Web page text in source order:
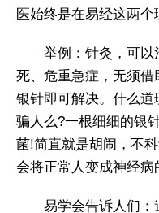
医始终是在易经这两个
举例：针灸，可以
死、危重急症，无须
银针即可解决。什么
骗人么?一根细细的银
菌!简直就是胡闹，不
会将正常人变成神经病
易学会告诉人们：